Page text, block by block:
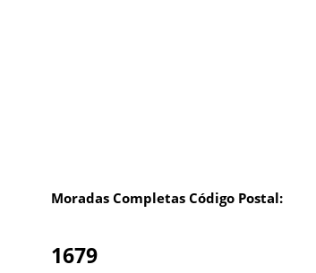
Moradas Completas Código Postal:
1679